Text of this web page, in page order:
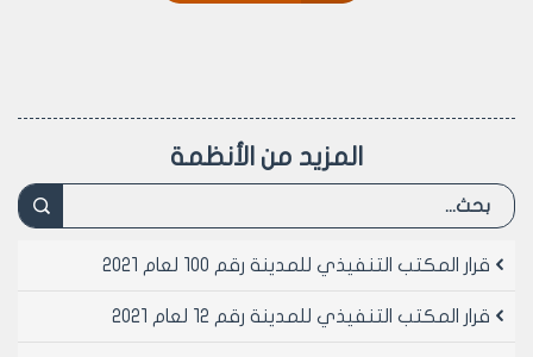
المزيد من الأنظمة
قرار المكتب التنفيذي للمدينة رقم 100 لعام 2021
قرار المكتب التنفيذي للمدينة رقم 12 لعام 2021